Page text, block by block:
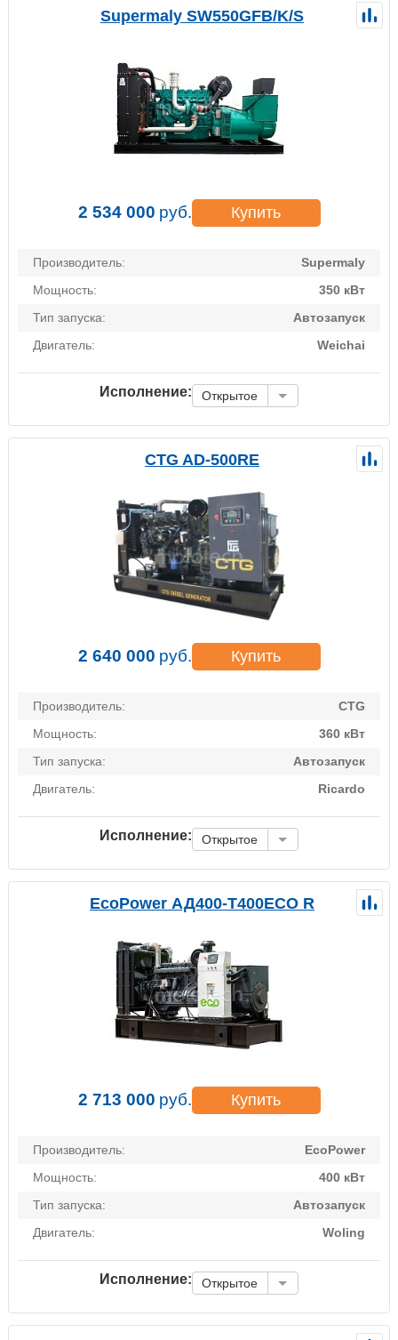
Supermaly SW550GFB/K/S
2 534 000 руб. Купить
Производитель:
Supermaly
Мощность:
350 кВт
Тип запуска:
Автозапуск
Двигатель:
Weichai
Исполнение: Открытое
CTG AD-500RE
2 640 000 руб. Купить
Производитель:
CTG
Мощность:
360 кВт
Тип запуска:
Автозапуск
Двигатель:
Ricardo
Исполнение: Открытое
EcoPower АД400-T400ECO R
2 713 000 руб. Купить
Производитель:
EcoPower
Мощность:
400 кВт
Тип запуска:
Автозапуск
Двигатель:
Woling
Исполнение: Открытое